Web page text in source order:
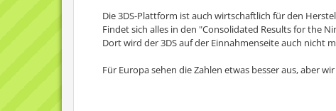
Die 3DS-Plattform ist auch wirtschaftlich für den
Findet sich alles in den "Consolidated Results for the
Dort wird der 3DS auf der Einnahmenseite auch nicht
Für Europa sehen die Zahlen etwas besser aus, aber